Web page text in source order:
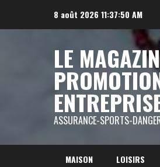
8 août 2026 11:37:51 AM
LE
ASSURANCE-SPORTS-
MAISON LOISIRS